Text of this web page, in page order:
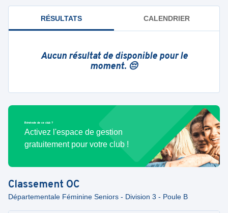
RÉSULTATS CALENDRIER
Aucun résultat de disponible pour le
moment. 😔
Bénévole de ce club ?
Activez l'espace de gestion
gratuitement pour votre club !
Classement OC
Départementale Féminine Seniors - Division 3 - Poule B